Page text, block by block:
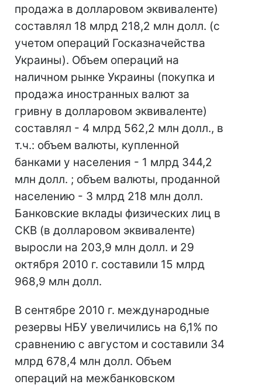
продажа в долларовом эквиваленте)
составлял 18 млрд 218,2 млн долл. (с
учетом операций Госказначейства
Украины). Объем операций на
наличном рынке Украины (покупка и
продажа иностранных валют за
гривну в долларовом эквиваленте)
составлял - 4 млрд 562,2 млн долл., в
т.ч.: объем валюты, купленной
банками у населения - 1 млрд 344,2
млн долл. ; объем валюты, проданной
населению - 3 млрд 218 млн долл.
Банковские вклады физических лиц в
СКВ (в долларовом эквиваленте)
выросли на 203,9 млн долл. и 29
октября 2010 г. составили 15 млрд
968,9 млн долл.
В сентябре 2010 г. международные
резервы НБУ увеличились на 6,1% по
сравнению с августом и составили 34
млрд 678,4 млн долл. Объем
операций на межбанковском